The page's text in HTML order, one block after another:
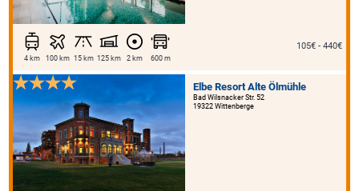
4 km 100 km 15 km 125 km 2 km 600 m
105€ - 440€
Elbe Resort Alte Ölmühle
Bad Wilsnacker Str. 52
19322 Wittenberge